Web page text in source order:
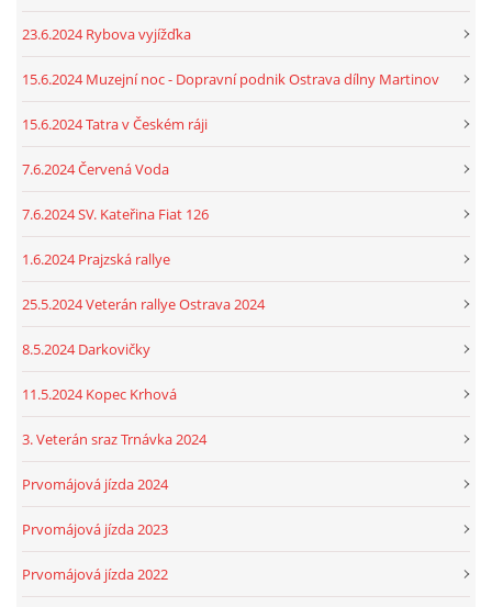
23.6.2024 Rybova vyjížďka
15.6.2024 Muzejní noc - Dopravní podnik Ostrava dílny Martinov
15.6.2024 Tatra v Českém ráji
7.6.2024 Červená Voda
7.6.2024 SV. Kateřina Fiat 126
1.6.2024 Prajzská rallye
25.5.2024 Veterán rallye Ostrava 2024
8.5.2024 Darkovičky
11.5.2024 Kopec Krhová
3. Veterán sraz Trnávka 2024
Prvomájová jízda 2024
Prvomájová jízda 2023
Prvomájová jízda 2022